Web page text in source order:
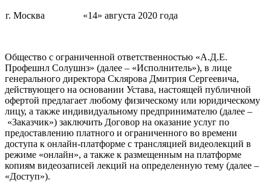
г. Москва «14» августа 2020 года
Общество с ограниченной ответственностью «А.Д.Е.
Профешнл Солушнз» (далее – «Исполнитель»), в лице
генерального директора Склярова Дмитрия Сергеевича,
действующего на основании Устава, настоящей публичной
офертой предлагает любому физическому или юридическому
лицу, а также индивидуальному предпринимателю (далее –
«Заказчик») заключить Договор на оказание услуг по
предоставлению платного и ограниченного во времени
доступа к онлайн-платформе с трансляцией видеолекций в
режиме «онлайн», а также к размещенным на платформе
копиям видеозаписей лекций на определенную тему (далее –
«Доступ»).